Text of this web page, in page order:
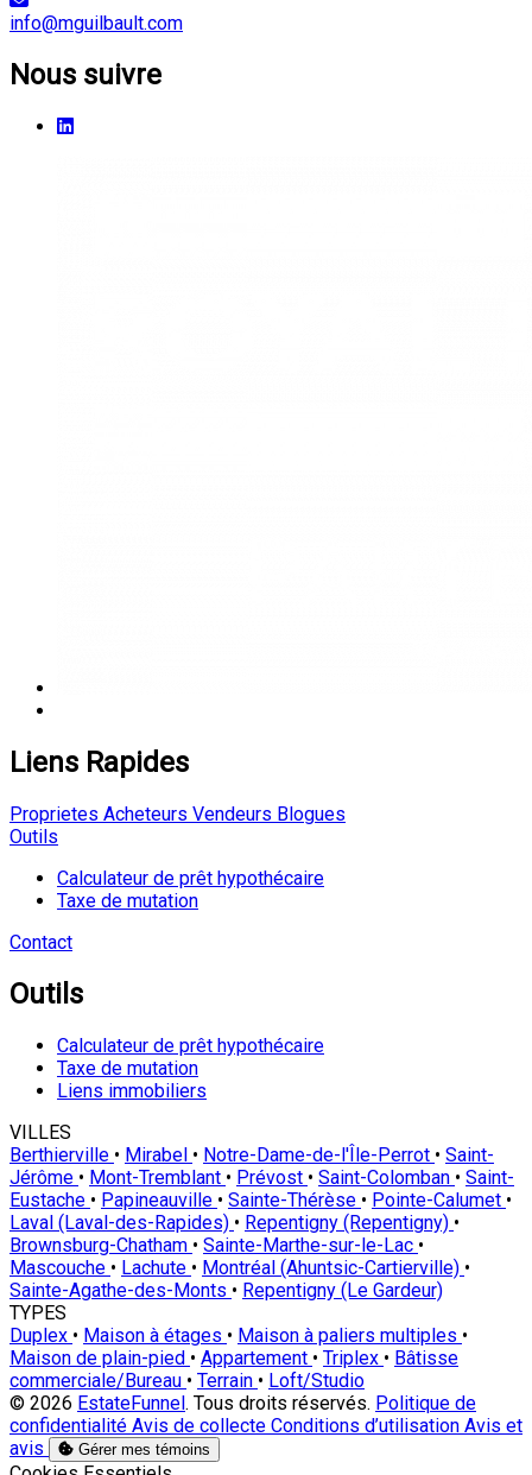
info@mguilbault.com
Nous suivre
Liens Rapides
Proprietes Acheteurs Vendeurs Blogues
Outils
Calculateur de prêt hypothécaire
Taxe de mutation
Contact
Outils
Calculateur de prêt hypothécaire
Taxe de mutation
Liens immobiliers
VILLES
Berthierville • Mirabel • Notre-Dame-de-l'Île-Perrot • Saint-
Jérôme • Mont-Tremblant • Prévost • Saint-Colomban • Saint-
Eustache • Papineauville • Sainte-Thérèse • Pointe-Calumet •
Laval (Laval-des-Rapides) • Repentigny (Repentigny) •
Brownsburg-Chatham • Sainte-Marthe-sur-le-Lac •
Mascouche • Lachute • Montréal (Ahuntsic-Cartierville) •
Sainte-Agathe-des-Monts • Repentigny (Le Gardeur)
TYPES
Duplex • Maison à étages • Maison à paliers multiples •
Maison de plain-pied • Appartement • Triplex • Bâtisse
commerciale/Bureau • Terrain • Loft/Studio
© 2026 EstateFunnel. Tous droits réservés. Politique de
confidentialité Avis de collecte Conditions d’utilisation Avis et
avis
Gérer mes témoins